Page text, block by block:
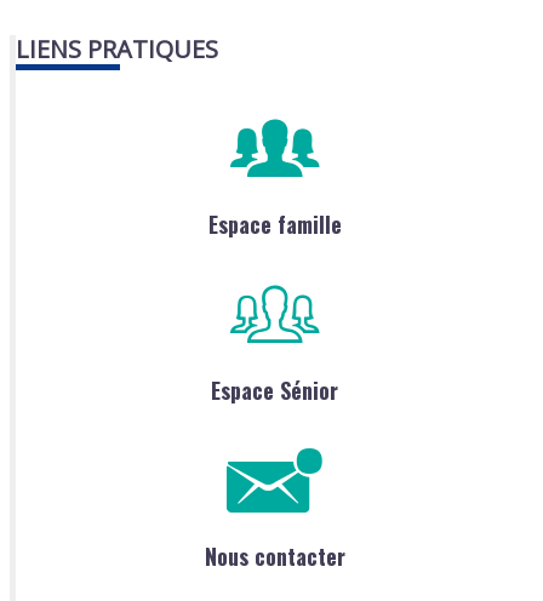
LIENS PRATIQUES
Espace famille
Espace Sénior
Nous contacter